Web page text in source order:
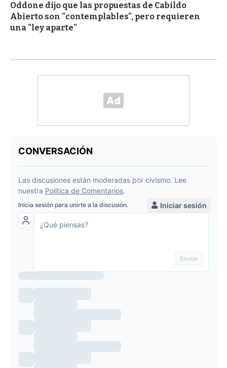
Oddone dijo que las propuestas de Cabildo
Abierto son "contemplables", pero requieren
una "ley aparte"